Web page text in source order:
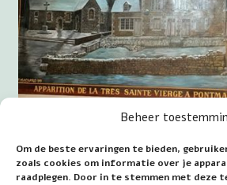
Beheer
Om de beste ervaringen te bieden,
zoals cookies om informatie over je
raadplegen. Door in te stemmen met deze